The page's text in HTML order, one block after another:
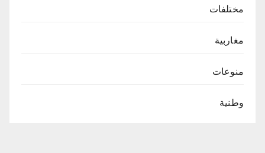
مختلفات
مغاربية
منوعات
وطنية